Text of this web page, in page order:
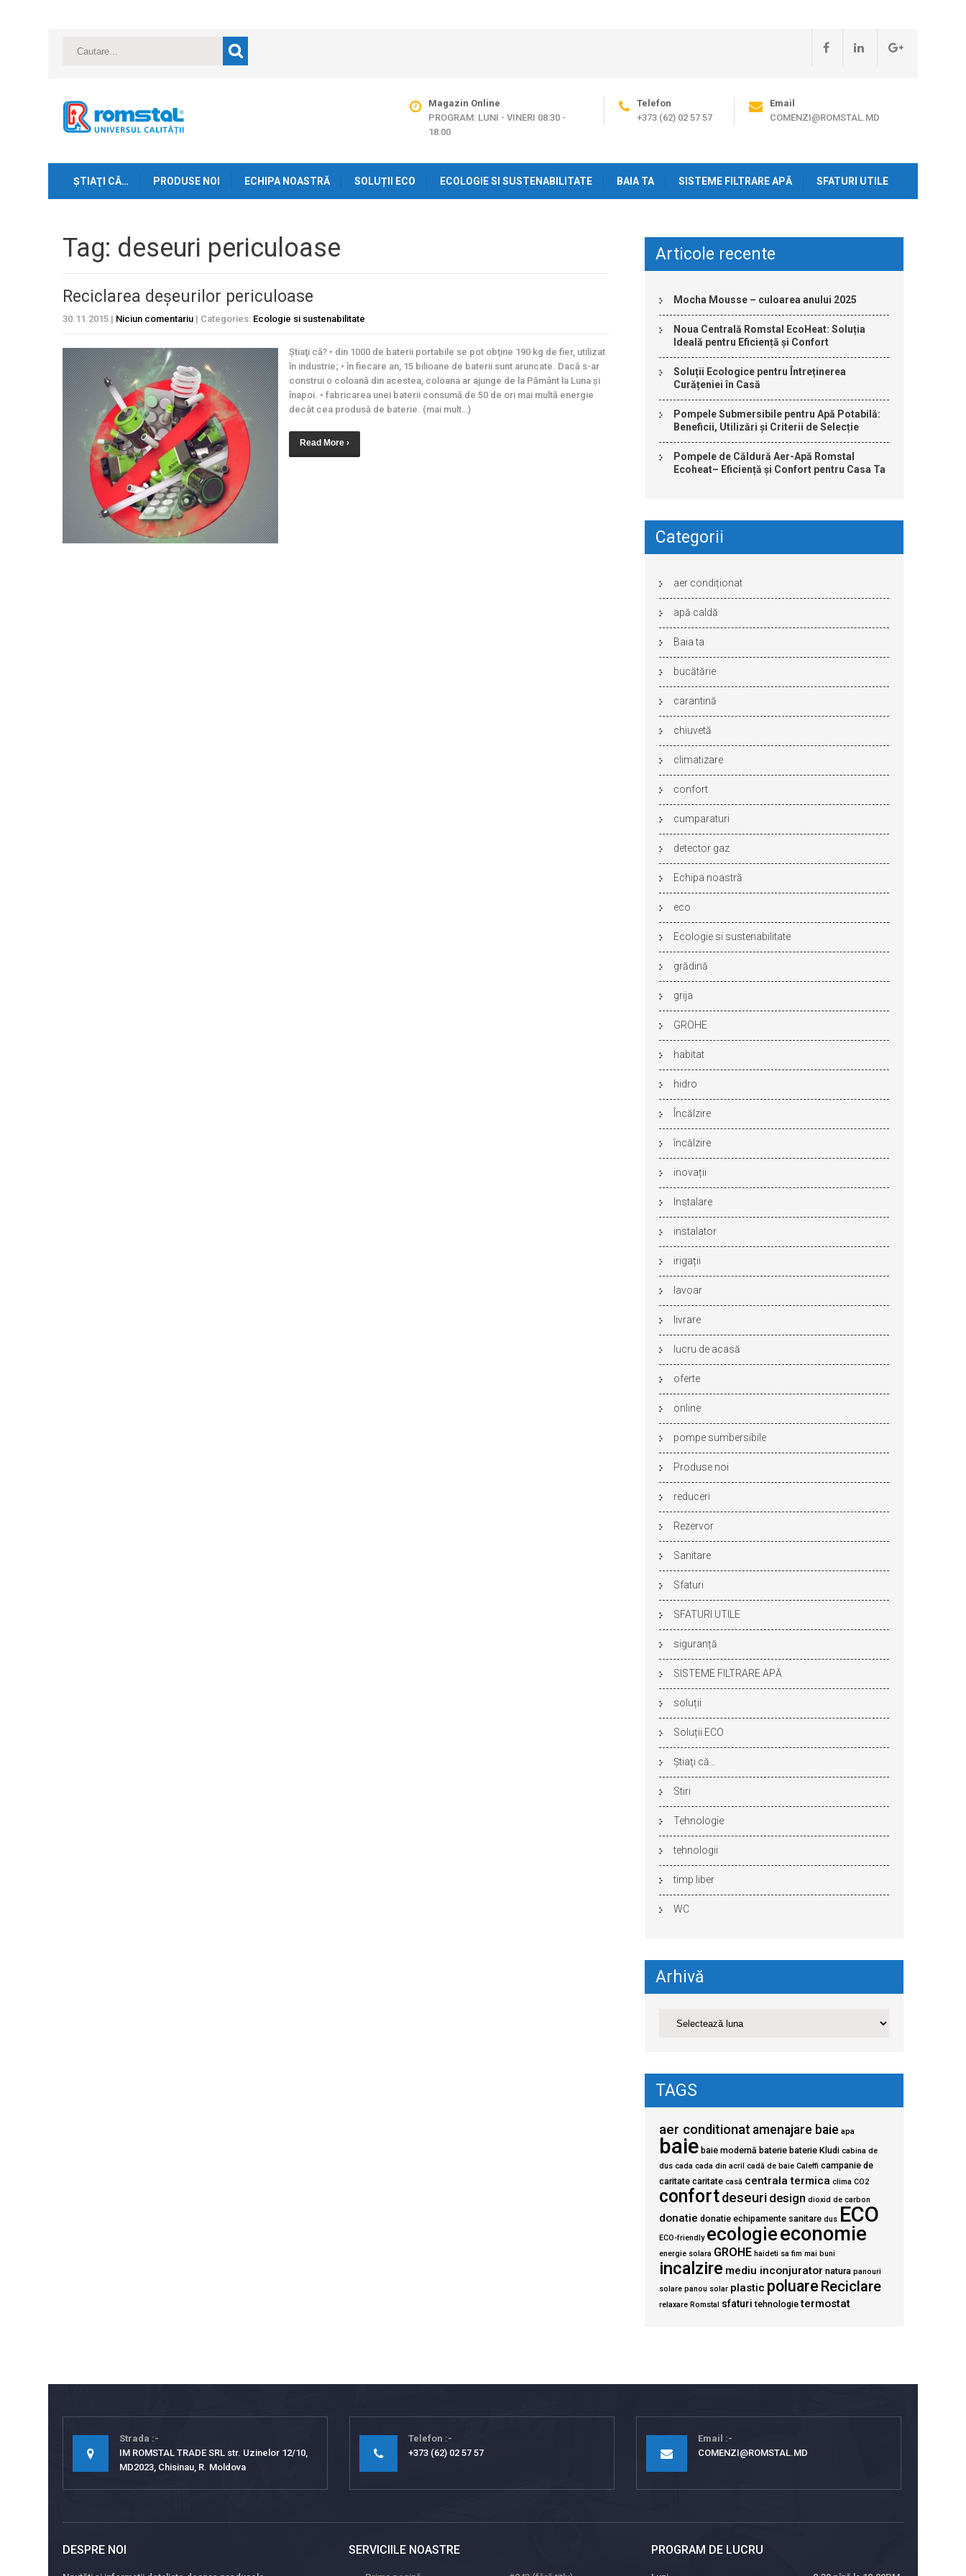
Magazin Online
PROGRAM: LUNI - VINERI 08:30 -
18:00
Telefon
+373 (62) 02 57 57
Email
COMENZI@ROMSTAL.MD
ŞTIAŢI CĂ… PRODUSE NOI ECHIPA NOASTRĂ SOLUȚII ECO ECOLOGIE SI SUSTENABILITATE BAIA TA SISTEME FILTRARE APĂ SFATURI UTILE
Tag: deseuri periculoase
Reciclarea deșeurilor periculoase
30.11.2015 | Niciun comentariu | Categories: Ecologie si sustenabilitate
Ştiaţi că? • din 1000 de baterii portabile se pot obţine 190 kg de fier, utilizat
în industrie; • în fiecare an, 15 bilioane de baterii sunt aruncate. Dacă s-ar
construi o coloană din acestea, coloana ar ajunge de la Pământ la Luna şi
înapoi. • fabricarea unei baterii consumă de 50 de ori mai multă energie
decât cea produsă de baterie. (mai mult…)
Read More ›
Articole recente
Mocha Mousse – culoarea anului 2025
Noua Centrală Romstal EcoHeat: Soluția
Ideală pentru Eficiență și Confort
Soluții Ecologice pentru Întreținerea
Curățeniei în Casă
Pompele Submersibile pentru Apă Potabilă:
Beneficii, Utilizări și Criterii de Selecție
Pompele de Căldură Aer-Apă Romstal
Ecoheat– Eficiență și Confort pentru Casa Ta
Categorii
aer condiționat
apă caldă
Baia ta
bucătărie
carantină
chiuvetă
climatizare
confort
cumparaturi
detector gaz
Echipa noastră
eco
Ecologie si sustenabilitate
grădină
grija
GROHE
habitat
hidro
Încălzire
încălzire
inovații
Instalare
instalator
irigații
lavoar
livrare
lucru de acasă
oferte
online
pompe sumbersibile
Produse noi
reduceri
Rezervor
Sanitare
Sfaturi
SFATURI UTILE
siguranță
SISTEME FILTRARE APĂ
soluții
Soluții ECO
Ştiaţi că…
Stiri
Tehnologie
tehnologii
timp liber
WC
Arhivă
TAGS
aer conditionat amenajare baie apa
baie baie modernă baterie baterie Kludi cabina de
dus cada cada din acril cadă de baie Caleffi campanie de
caritate caritate casă centrala termica clima CO2
confortdeseuri design dioxid de carbon
donatie donatie echipamente sanitare dus ECO
ECO-friendly ecologieeconomie
energie solara GROHE haideti sa fim mai buni
incalzire mediu inconjurator natura panouri
solare panou solar plastic poluare Reciclare
relaxare Romstal sfaturi tehnologie termostat
Strada
IM ROMSTAL TRADE SRL str. Uzinelor 12/10,
MD2023, Chisinau, R. Moldova
Telefon
+373 (62) 02 57 57
Email
COMENZI@ROMSTAL.MD
DESPRE NOI SERVICIILE NOASTRE PROGRAM DE LUCRU